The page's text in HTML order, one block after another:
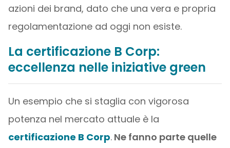
azioni dei brand, dato che una vera e propria
regolamentazione ad oggi non esiste.
La certificazione B Corp:
eccellenza nelle iniziative green
Un esempio che si staglia con vigorosa
potenza nel mercato attuale è la
certificazione B Corp.Ne fanno parte quelle